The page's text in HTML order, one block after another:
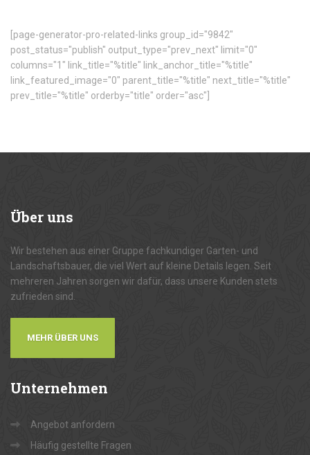
[page-generator-pro-related-links group_id="9842"
post_status="publish" output_type="prev_next" limit="0"
columns="1" link_title="%title" link_anchor_title="%title"
link_featured_image="0" parent_title="%title" next_title="%title"
prev_title="%title" orderby="title" order="asc"]
Überuns
Wir bestehen aus einer Gruppe fachkundiger Garten- und
Landschaftsbauer, die viel Wert auf kleine Details legen. Seit
mehreren Jahren sorgen wir dafür, dass unsere Kunden stets
zufrieden sind.
MEHR ÜBER UNS
Unternehmen
Angebot anfordern
Häufig gestellte Fragen